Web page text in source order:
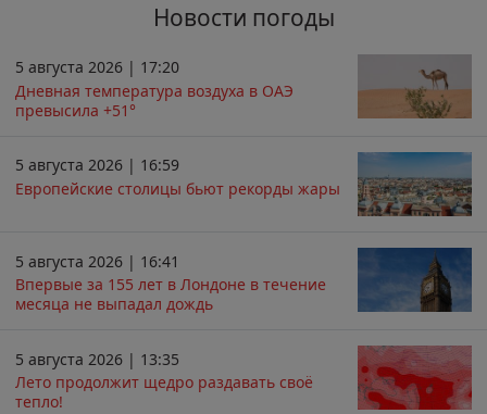
Новости погоды
5 августа 2026 | 17:20
Дневная температура воздуха в ОАЭ
превысила +51°
5 августа 2026 | 16:59
Европейские столицы бьют рекорды жары
5 августа 2026 | 16:41
Впервые за 155 лет в Лондоне в течение
месяца не выпадал дождь
5 августа 2026 | 13:35
Лето продолжит щедро раздавать своё
тепло!